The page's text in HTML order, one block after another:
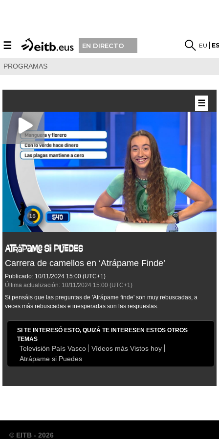
☰ EN DIRECTO EU
PROGRAMAS
Carrera de camellos en ‘Atrápame Finde’
Publicado: 10/11/2024 15:00 (UTC+1)
Última actualización: 10/11/2024 15:00 (UTC+1)
Si pensáis que las preguntas de 'Atrápame finde' son muy rebuscadas, a
veces más rebuscadas e inesperadas son las respuestas.
SI TE INTERESÓ ESTO, QUIZÁ TE INTERESEN ESTOS OTROS
TEMAS
Televisión País Vasco
Vídeos más Vistos hoy
Atrápame si Puedes
☰
© EITB - 2026